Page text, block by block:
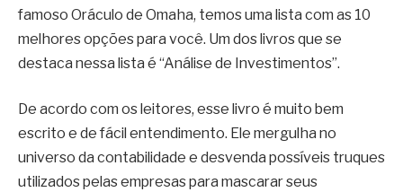
famoso Oráculo de Omaha, temos uma lista com as 10
melhores opções para você. Um dos livros que se
destaca nessa lista é “Análise de Investimentos”.
De acordo com os leitores, esse livro é muito bem
escrito e de fácil entendimento. Ele mergulha no
universo da contabilidade e desvenda possíveis truques
utilizados pelas empresas para mascarar seus